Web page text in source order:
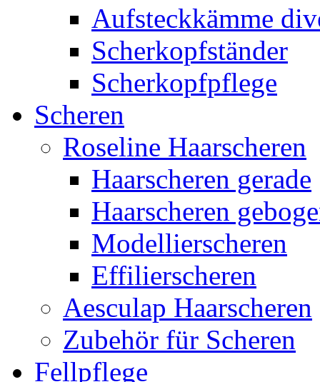
Aufsteckkämme
Scherkopfständer
Scherkopfpflege
Scheren
Roseline Haarscheren
Haarscheren gerade
Haarscheren
Modellierscheren
Effilierscheren
Aesculap Haarscheren
Zubehör für Scheren
Fellpflege